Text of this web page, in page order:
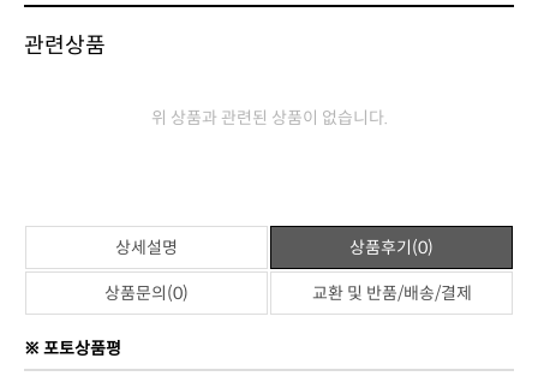
관련상품
위 상품과 관련된 상품이 없습니다.
상세설명 상품후기(0)
상품문의(0) 교환 및 반품/배송/결제
※ 포토상품평